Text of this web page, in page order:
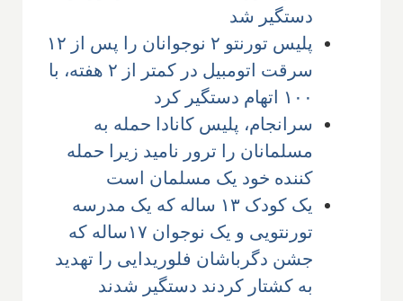
دستگیر شد
پلیس تورنتو ۲ نوجوانان را پس از ۱۲
سرقت اتومبیل در کمتر از ۲ هفته، با
۱۰۰ اتهام دستگیر کرد
سرانجام، پلیس کانادا حمله به
مسلمانان را ترور نامید زیرا حمله
کننده خود یک مسلمان است
یک کودک ۱۳ ساله که یک مدرسه
تورنتویی و یک نوجوان ۱۷ساله که
جشن دگرباشان فلوریدایی را تهدید
به کشتار کردند دستگیر شدند